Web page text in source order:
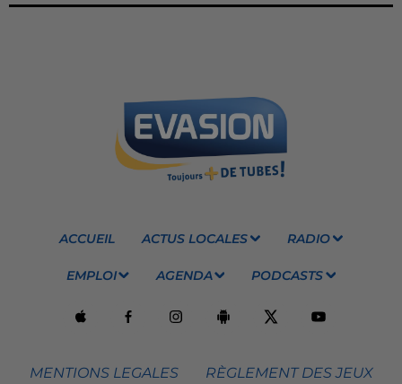
ACCUEIL ACTUS LOCALES RADIO
EMPLOI AGENDA PODCASTS
MENTIONS LEGALES RÈGLEMENT DES JEUX